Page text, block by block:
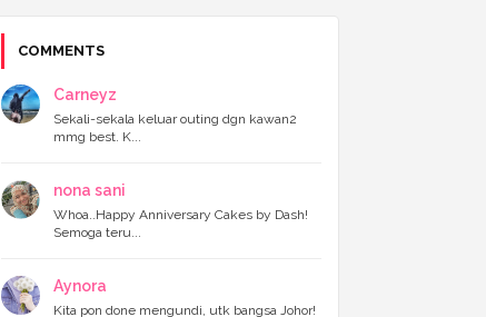
►October 2023
►
►August 2023
►July 2023(9)
►June 2023(7)
►March 2023(20)
►February 2023 (7)
January 2023(11)
►December 2022
▼November 2022
COMMENTS
Carneyz
Sekali-sekala keluar outing dgn kawan2
mmg best. K...
nona sani
Whoa..Happy Anniversary Cakes by Dash!
Semoga teru...
Aynora
Kita pon done mengundi, utk bangsa Johor!